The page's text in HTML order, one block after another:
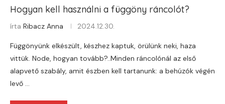
Hogyan kell használni a függöny ráncolót?
írta Ribacz Anna 2024.12.30.
Függönyünk elkészült, készhez kaptuk, örülünk neki, haza
vittük. Node, hogyan tovább?..Minden ráncolónál az első
alapvető szabály, amit észben kell tartanunk: a behúzók végén
levő …